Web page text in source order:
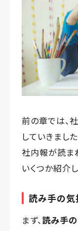
前の章では、
していきまし
社内報が読ま
いくつか紹介
読み手の気
まず、 読み手